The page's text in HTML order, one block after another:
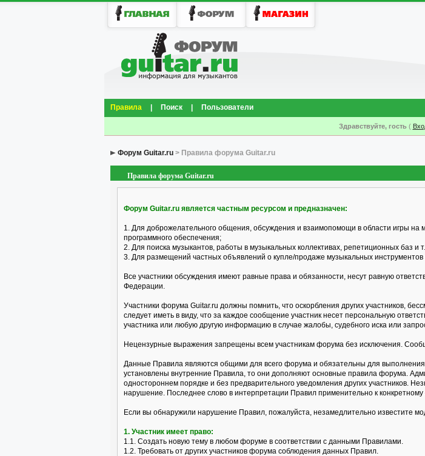
Правила Поиск Пользователи
Здравствуйте, гость(
Форум Guitar.ru > Правила форума Guitar.ru
Правила форума Guitar.ru
Форум Guitar.ru является частным ресурсом и предназначен:
1. Для доброжелательного общения, обсуждения и взаимопомощи в области игры на
программного обеспечения;
2. Для поиска музыкантов, работы в музыкальных коллективах, репетиционных баз и
3. Для размещений частных объявлений о купле/продаже музыкальных
Все участники обсуждения имеют равные права и обязанности, несут равную
Федерации.
Участники форума Guitar.ru должны помнить, что оскорбления других участников,
следует иметь в виду, что за каждое сообщение участник несет персональную
участника или любую другую информацию в случае жалобы, судебного иска или
Нецензурные выражения запрещены всем участникам форума без исключения.
Данные Правила являются общими для всего форума и обязательны для
установлены внутренние Правила, то они дополняют основные правила форума.
одностороннем порядке и без предварительного уведомления других участников.
нарушение. Последнее слово в интерпретации Правил применительно к
Если вы обнаружили нарушение Правил, пожалуйста, незамедлительно известите
1. Участник имеет право:
1.1. Создать новую тему в любом форуме в соответствии с данными Правилами.
1.2. Требовать от других участников форума соблюдения данных Правил.